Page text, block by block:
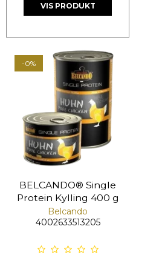
VIS PRODUKT
-0%
BELCANDO® Single
Protein Kylling 400 g
Belcando
4002633513205